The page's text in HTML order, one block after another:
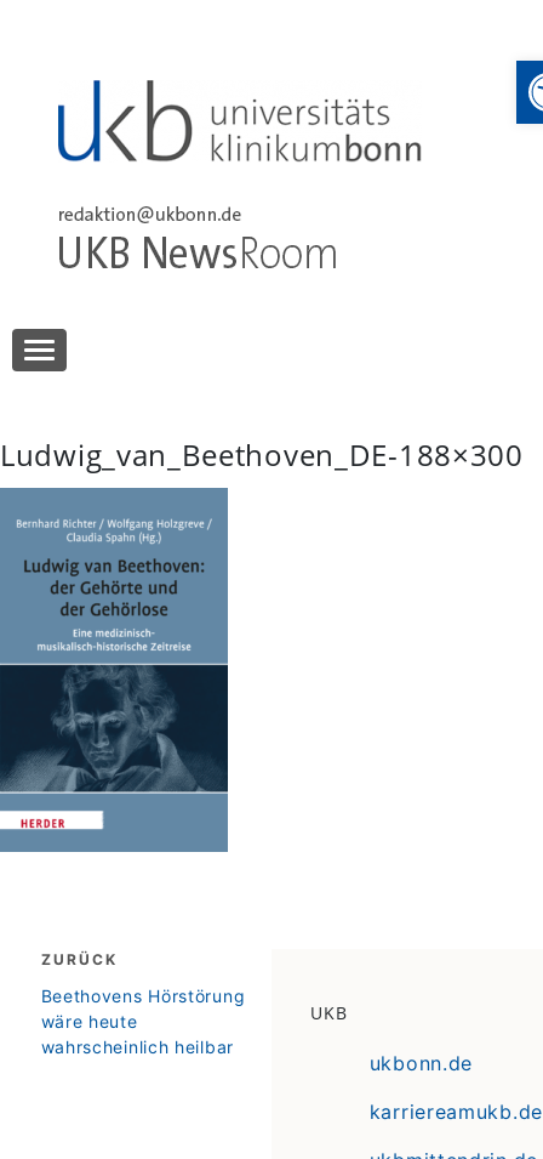
UKB NewsRoom
Ludwig_van_Beethoven_DE-188×300
Beitragsnavigation
ZURÜCK
zurück
Beethovens Hörstörung
wäre heute
wahrscheinlich heilbar
UKB
ukbonn.de
karriereamukb.de